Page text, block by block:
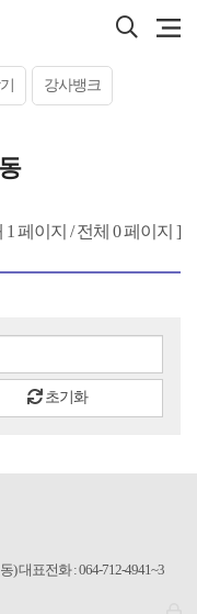
검색
강사뱅크
1 페이지 / 전체 0 페이지 ]
초기화
)대표전화 : 064-712-4941~3